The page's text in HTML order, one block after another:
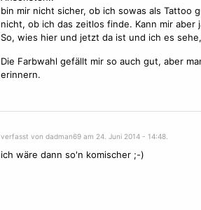
bin mir nicht sicher, ob ich sowas als Tattoo
nicht, ob ich das zeitlos finde. Kann mir aber
So, wies hier und jetzt da ist und ich es
Die Farbwahl gefällt mir so auch gut, aber
erinnern.
verfasst von dadman69 am 24. Juni 2014 - 14:48.
ich wäre dann so'n komischer ;-)